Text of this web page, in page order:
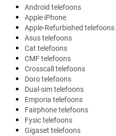
Android telefoons
Apple iPhone
Apple-Refurbished telefoons
Asus telefoons
Cat telefoons
CMF telefoons
Crosscall telefoons
Doro telefoons
Dual-sim telefoons
Emporia telefoons
Fairphone telefoons
Fysic telefoons
Gigaset telefoons